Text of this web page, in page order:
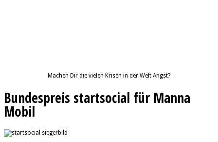
Machen Dir die vielen Krisen in der Welt Angst?
Bundespreis startsocial für Manna
Mobil